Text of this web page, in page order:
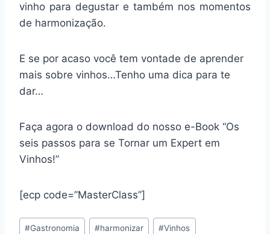
vinho para degustar e também nos momentos
de harmonização.
E se por acaso você tem vontade de aprender
mais sobre vinhos…Tenho uma dica para te
dar…
Faça agora o download do nosso e-Book “Os
seis passos para se Tornar um Expert em
Vinhos!”
[ecp code=”MasterClass”]
Tags
#Gastronomia #harmonizar #Vinhos